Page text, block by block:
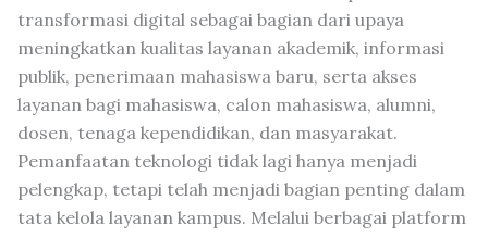
transformasi digital sebagai bagian dari upaya
meningkatkan kualitas layanan akademik, informasi
publik, penerimaan mahasiswa baru, serta akses
layanan bagi mahasiswa, calon mahasiswa, alumni,
dosen, tenaga kependidikan, dan masyarakat.
Pemanfaatan teknologi tidak lagi hanya menjadi
pelengkap, tetapi telah menjadi bagian penting dalam
tata kelola layanan kampus. Melalui berbagai platform